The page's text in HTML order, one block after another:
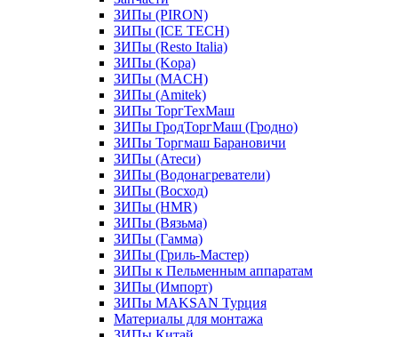
ЗИПы (PIRON)
ЗИПы (ICE TECH)
ЗИПы (Resto Italia)
ЗИПы (Kopa)
ЗИПы (MACH)
ЗИПы (Amitek)
ЗИПы ТоргТехМаш
ЗИПы ГродТоргМаш (Гродно)
ЗИПы Торгмаш Барановичи
ЗИПы (Атеси)
ЗИПы (Водонагреватели)
ЗИПы (Восход)
ЗИПы (HMR)
ЗИПы (Вязьма)
ЗИПы (Гамма)
ЗИПы (Гриль-Мастер)
ЗИПы к Пельменным аппаратам
ЗИПы (Импорт)
ЗИПы MAKSAN Турция
Материалы для монтажа